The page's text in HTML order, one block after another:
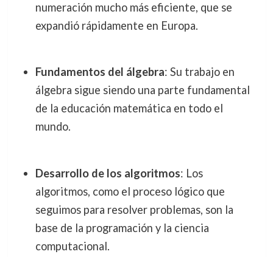
numeración mucho más eficiente, que se
expandió rápidamente en Europa.
Fundamentos del álgebra: Su trabajo en
álgebra sigue siendo una parte fundamental
de la educación matemática en todo el
mundo.
Desarrollo de los algoritmos: Los
algoritmos, como el proceso lógico que
seguimos para resolver problemas, son la
base de la programación y la ciencia
computacional.